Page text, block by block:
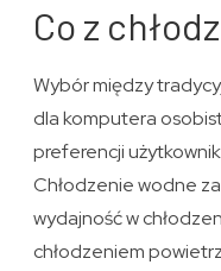
Co z
Wybór między
dla komputera
preferencji
Chłodzenie wodne
wydajność w
chłodzeniem